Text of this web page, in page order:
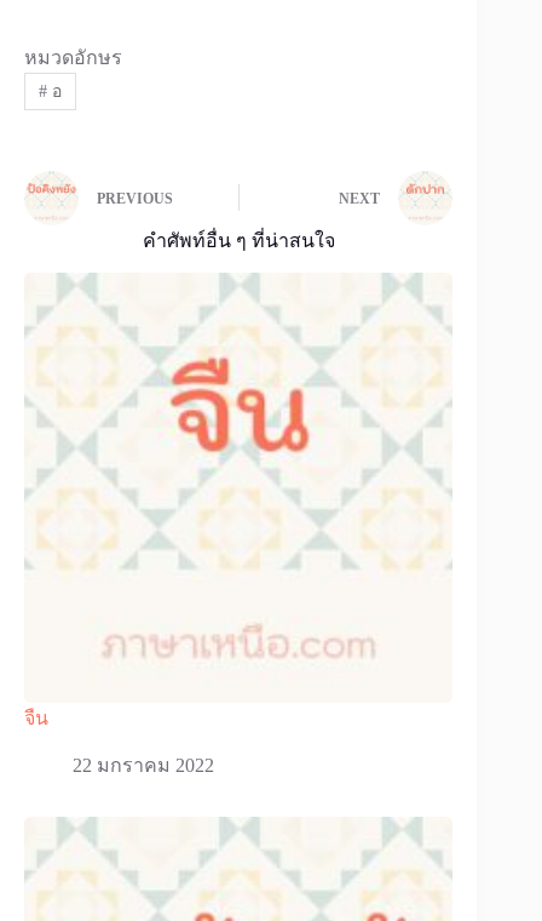
หมวดอักษร
#อ
PREVIOUS NEXT
คำศัพท์อื่น ๆ ที่น่าสนใจ
จืน
22 มกราคม 2022